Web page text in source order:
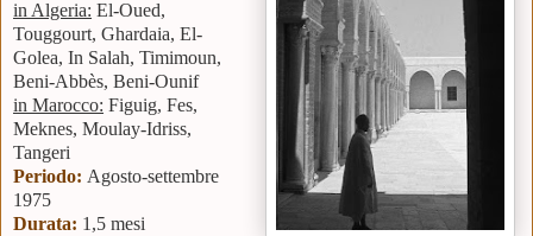
in Algeria: El-Oued,
Touggourt, Ghardaia, El-
Golea, In Salah, Timimoun,
Beni-Abbès, Beni-Ounif
in Marocco: Figuig, Fes,
Meknes, Moulay-Idriss,
Tangeri
Periodo: Agosto-settembre
1975
Durata: 1,5 mesi